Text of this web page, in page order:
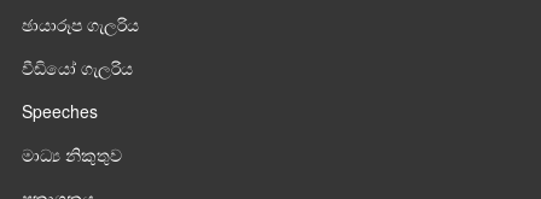
ඡායාරූප ගැලරිය
වීඩියෝ ගැලරිය
Speeches
මාධ්‍ය නිකුතුව